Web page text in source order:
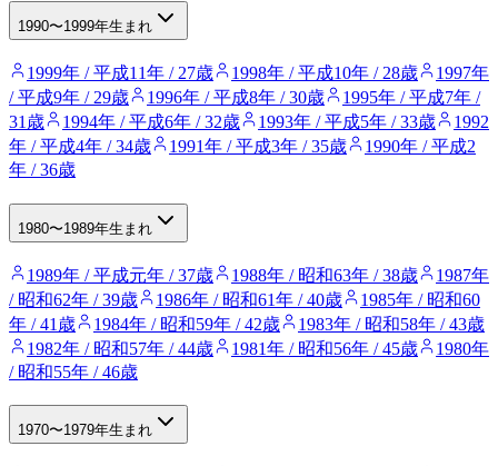
1990〜1999年生まれ
1999年 / 平成11年 / 27歳 1998年 / 平成10年 / 28歳
1997年
/ 平成9年 / 29歳
1996年 / 平成8年 / 30歳
1995年 / 平成7年 /
31歳
1994年 / 平成6年 / 32歳 1993年 / 平成5年 / 33歳
1992
年 / 平成4年 / 34歳
1991年 / 平成3年 / 35歳
1990年 / 平成2
年 / 36歳
1980〜1989年生まれ
1989年 / 平成元年 / 37歳 1988年 / 昭和63年 / 38歳
1987年
/ 昭和62年 / 39歳
1986年 / 昭和61年 / 40歳
1985年 / 昭和60
年 / 41歳
1984年 / 昭和59年 / 42歳
1983年 / 昭和58年 / 43歳
1982年 / 昭和57年 / 44歳
1981年 / 昭和56年 / 45歳
1980年
/ 昭和55年 / 46歳
1970〜1979年生まれ